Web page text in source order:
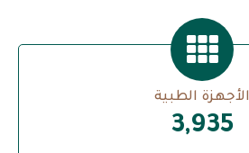
4,484
الأجهزة الطبية